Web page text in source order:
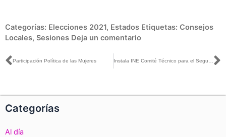
Categorías: Elecciones 2021, Estados Etiquetas: Consejos
Locales, Sesiones Deja un comentario
Ant
Participación Política de las Mujeres
Categorías
Al día